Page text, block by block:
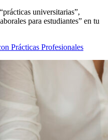
universitarias”,
para estudiantes” en tu
Prácticas Profesionales